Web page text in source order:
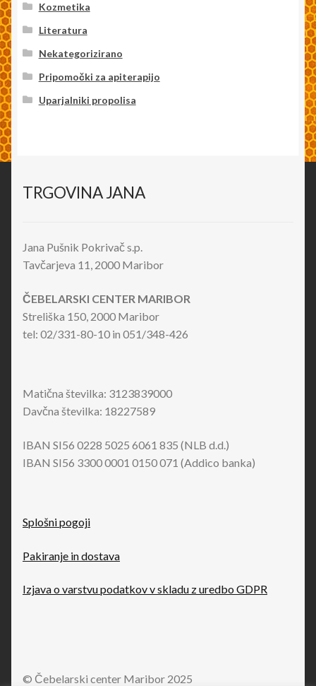
Kozmetika
Literatura
Nekategorizirano
Pripomočki za apiterapijo
Uparjalniki propolisa
TRGOVINA JANA
Jana Pušnik Pokrivač s.p.
Tavčarjeva 11, 2000 Maribor
ČEBELARSKI CENTER MARIBOR
Streliška 150, 2000 Maribor
tel: 02/331-80-10 in 051/348-426
Matična številka: 3123839000
Davčna številka: 18227589
IBAN SI56 0228 5025 6061 835 (NLB d.d.)
IBAN SI56 3300 0001 0150 071 (Addico banka)
Splošni pogoji
Pakiranje in dostava
Izjava o varstvu podatkov v skladu z uredbo GDPR
© Čebelarski center Maribor 2025